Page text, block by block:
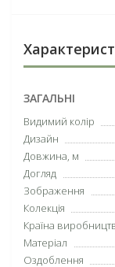
ЗАГАЛЬНІ
Видимий колір
Дизайн
Довжина, м
Догляд
Зображення
Колекція
Країна
Матеріал
Оздоблення